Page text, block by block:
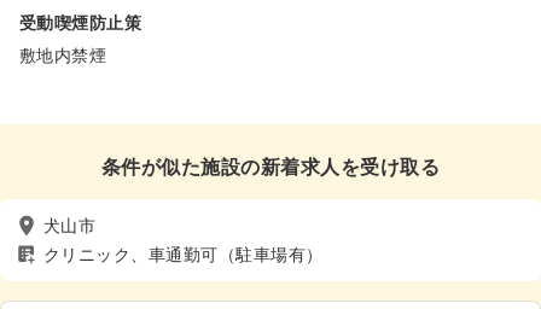
受動喫煙防止策
敷地内禁煙
条件が似た施設の新着求人を受け取る
犬山市
クリニック、車通勤可（駐車場有）